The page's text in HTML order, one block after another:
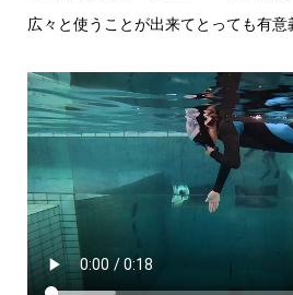
広々と使うことが出来てとっても有意